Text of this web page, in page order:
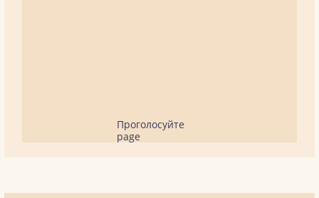
Проголосуйте
page